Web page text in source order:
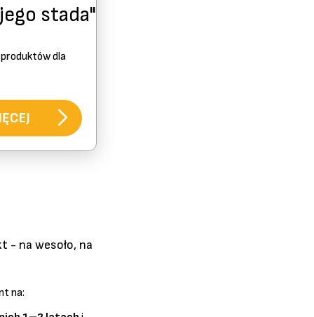
stada"
dla
- na wesoło, na
na: